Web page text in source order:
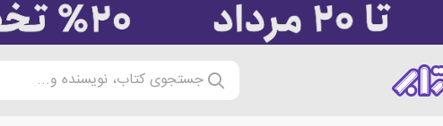
جستجوی کتاب، نویسنده و...